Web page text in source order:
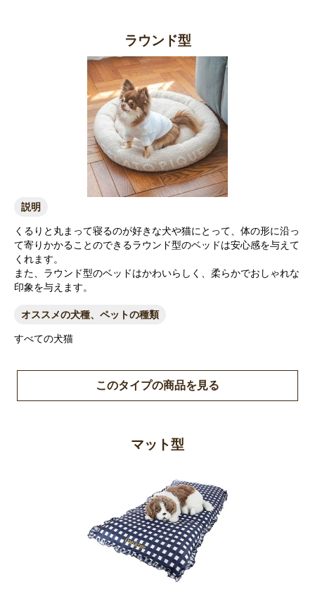
ラウンド型
説明
くるりと丸まって寝るのが好きな犬や猫にとって、体の形に沿っ
て寄りかかることのできるラウンド型のベッドは安心感を与えて
くれます。
また、ラウンド型のベッドはかわいらしく、柔らかでおしゃれな
印象を与えます。
オススメの犬種、ペットの種類
すべての犬猫
このタイプの商品を見る
マット型